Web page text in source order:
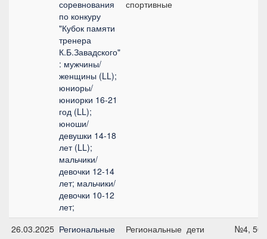
соревнования
по конкуру
"Кубок памяти
тренера
К.Б.Завадского"
: мужчины/
женщины (LL);
юниоры/
юниорки 16-21
год (LL);
юноши/
девушки 14-18
лет (LL);
мальчики/
девочки 12-14
лет; мальчики/
девочки 10-12
лет;
спортивные
26.03.2025 Региональные
Региональные дети №4, 50